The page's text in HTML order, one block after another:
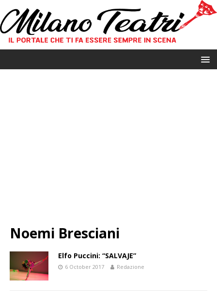
Noemi Bresciani
Elfo Puccini: “SALVAJE”
6 October 2017 Redazione